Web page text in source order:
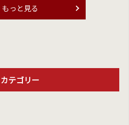
もっと見る
カテゴリー